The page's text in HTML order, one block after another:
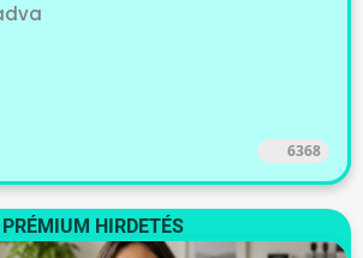
6368
PRÉMIUM HIRDETÉS